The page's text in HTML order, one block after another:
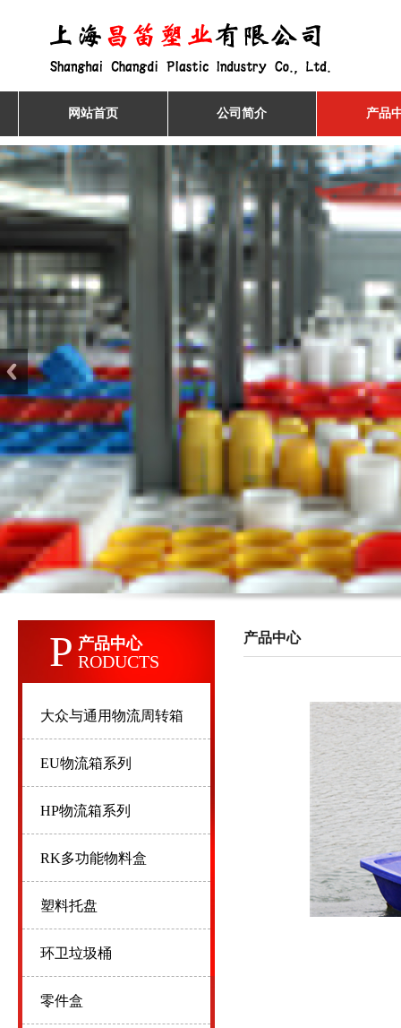
网站首页 公司简介 产品
P 产品中心
RODUCTS
大众与通用物流周转箱
EU物流箱系列
HP物流箱系列
RK多功能物料盒
塑料托盘
环卫垃圾桶
零件盒
产品中心